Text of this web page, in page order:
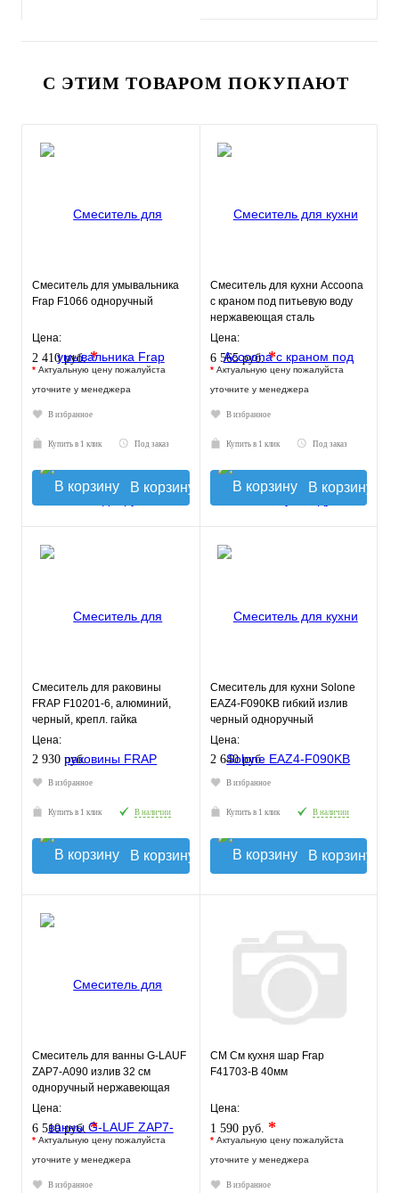
С ЭТИМ ТОВАРОМ ПОКУПАЮТ
Смеситель для умывальника
Frap F1066 одноручный
Цена:
2 410 руб.*
* Актуальную цену пожалуйста
уточните у менеджера
В избранное
Купить в 1 клик Под заказ
В корзину
Смеситель для кухни Accoona
c краном под питьевую воду
нержавеющая сталь
Цена:
6 565 руб.*
* Актуальную цену пожалуйста
уточните у менеджера
В избранное
Купить в 1 клик Под заказ
В корзину
Смеситель для раковины
FRAP F10201-6, алюминий,
черный, крепл. гайка
Цена:
2 930 руб.
В избранное
Купить в 1 клик В наличии
В корзину
Смеситель для кухни Solone
EAZ4-F090KB гибкий излив
черный одноручный
нержавеющая сталь
Цена:
2 640 руб.
В избранное
Купить в 1 клик В наличии
В корзину
Смеситель для ванны G-LAUF
ZAP7-A090 излив 32 см
одноручный нержавеющая
сталь
Цена:
6 510 руб.*
* Актуальную цену пожалуйста
уточните у менеджера
В избранное
СМ См кухня шар Frap
F41703-В 40мм
Цена:
1 590 руб. *
* Актуальную цену пожалуйста
уточните у менеджера
В избранное